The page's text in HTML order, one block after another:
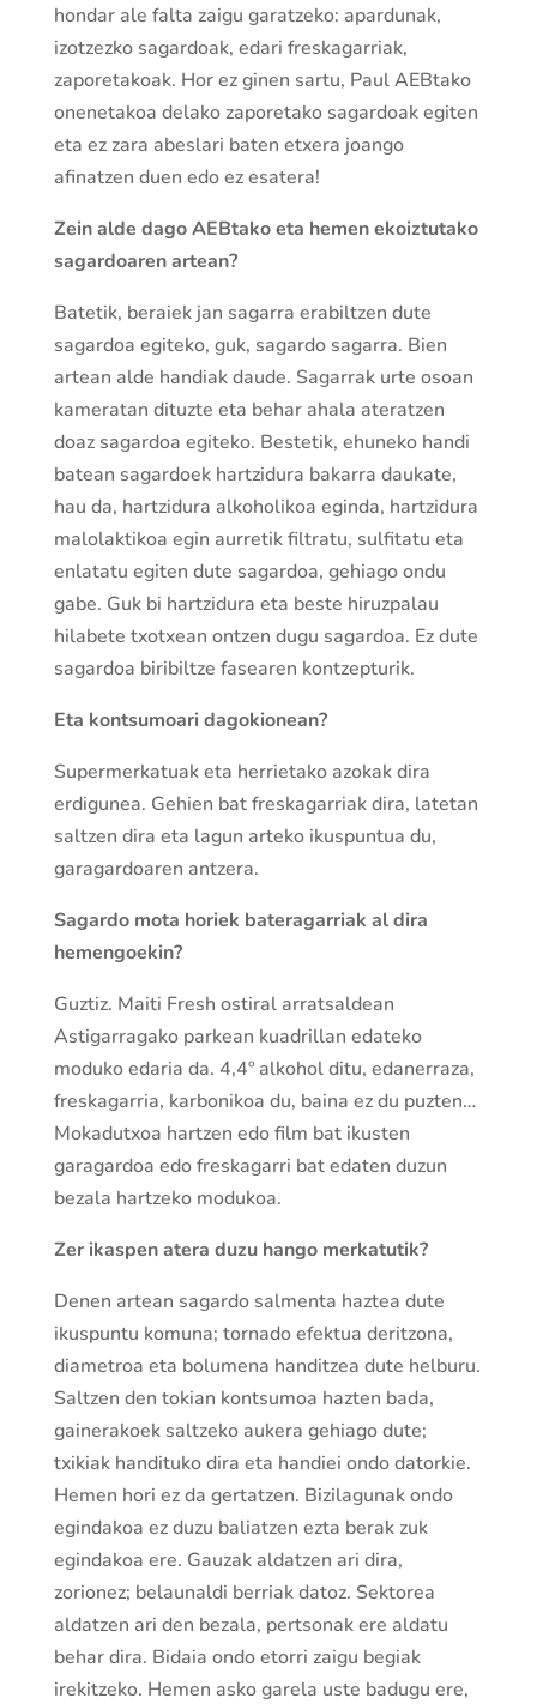
hondar ale falta zaigu garatzeko: apardunak,
izotzezko sagardoak, edari freskagarriak,
zaporetakoak. Hor ez ginen sartu, Paul AEBtako
onenetakoa delako zaporetako sagardoak egiten
eta ez zara abeslari baten etxera joango
afinatzen duen edo ez esatera!
Zein alde dago AEBtako eta hemen ekoiztutako
sagardoaren artean?
Batetik, beraiek jan sagarra erabiltzen dute
sagardoa egiteko, guk, sagardo sagarra. Bien
artean alde handiak daude. Sagarrak urte osoan
kameratan dituzte eta behar ahala ateratzen
doaz sagardoa egiteko. Bestetik, ehuneko handi
batean sagardoek hartzidura bakarra daukate,
hau da, hartzidura alkoholikoa eginda, hartzidura
malolaktikoa egin aurretik filtratu, sulfitatu eta
enlatatu egiten dute sagardoa, gehiago ondu
gabe. Guk bi hartzidura eta beste hiruzpalau
hilabete txotxean ontzen dugu sagardoa. Ez dute
sagardoa biribiltze fasearen kontzepturik.
Eta kontsumoari dagokionean?
Supermerkatuak eta herrietako azokak dira
erdigunea. Gehien bat freskagarriak dira, latetan
saltzen dira eta lagun arteko ikuspuntua du,
garagardoaren antzera.
Sagardo mota horiek bateragarriak al dira
hemengoekin?
Guztiz. Maiti Fresh ostiral arratsaldean
Astigarragako parkean kuadrillan edateko
moduko edaria da. 4,4º alkohol ditu, edanerraza,
freskagarria, karbonikoa du, baina ez du puzten…
Mokadutxoa hartzen edo film bat ikusten
garagardoa edo freskagarri bat edaten duzun
bezala hartzeko modukoa.
Zer ikaspen atera duzu hango merkatutik?
Denen artean sagardo salmenta haztea dute
ikuspuntu komuna; tornado efektua deritzona,
diametroa eta bolumena handitzea dute helburu.
Saltzen den tokian kontsumoa hazten bada,
gainerakoek saltzeko aukera gehiago dute;
txikiak handituko dira eta handiei ondo datorkie.
Hemen hori ez da gertatzen. Bizilagunak ondo
egindakoa ez duzu baliatzen ezta berak zuk
egindakoa ere. Gauzak aldatzen ari dira,
zorionez; belaunaldi berriak datoz. Sektorea
aldatzen ari den bezala, pertsonak ere aldatu
behar dira. Bidaia ondo etorri zaigu begiak
irekitzeko. Hemen asko garela uste badugu ere,